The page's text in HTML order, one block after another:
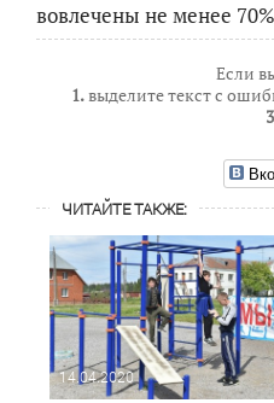
вовлечены не менее
Если
1.выделите текст с
ЧИТАЙТЕ ТАКЖЕ:
14.04.2020